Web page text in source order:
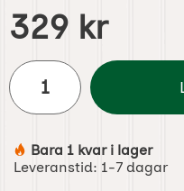
Handla denna produkt
pris
329 kr
antal
Tillgänglighet:
Bara 1 kvar i lager
Leveranstid: 1-7 dagar